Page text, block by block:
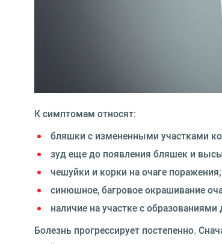
К симптомам относят:
бляшки с измененными участками
зуд еще до появления бляшек и
чешуйки и корки на очаге поражения;
синюшное, багровое окрашивание
наличие на участке с
Болезнь прогрессирует постепенно.